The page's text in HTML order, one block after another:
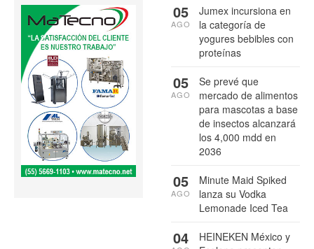
Jumex incursiona en
la categoría de
yogures bebibles con
proteínas
05
AGO
Se prevé que
mercado de alimentos
para mascotas a base
de insectos alcanzará
los 4,000 mdd en
2036
05
AGO
Minute Maid Spiked
lanza su Vodka
Lemonade Iced Tea
05
AGO
HEINEKEN México y
04